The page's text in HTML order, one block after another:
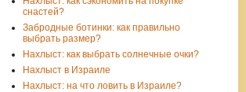
снастей?
Забродные ботинки: как правильно
выбрать размер?
Нахлыст: как выбрать солнечные очки?
Нахлыст в Израиле
Нахлыст: на что ловить в Израиле?